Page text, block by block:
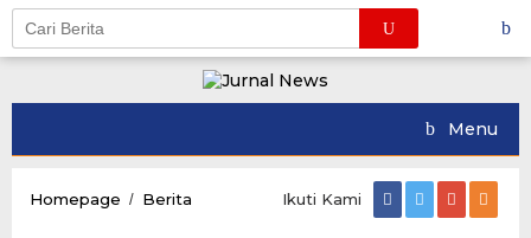
Skip
content
Menu
Homepage / Berita Ikuti Kami